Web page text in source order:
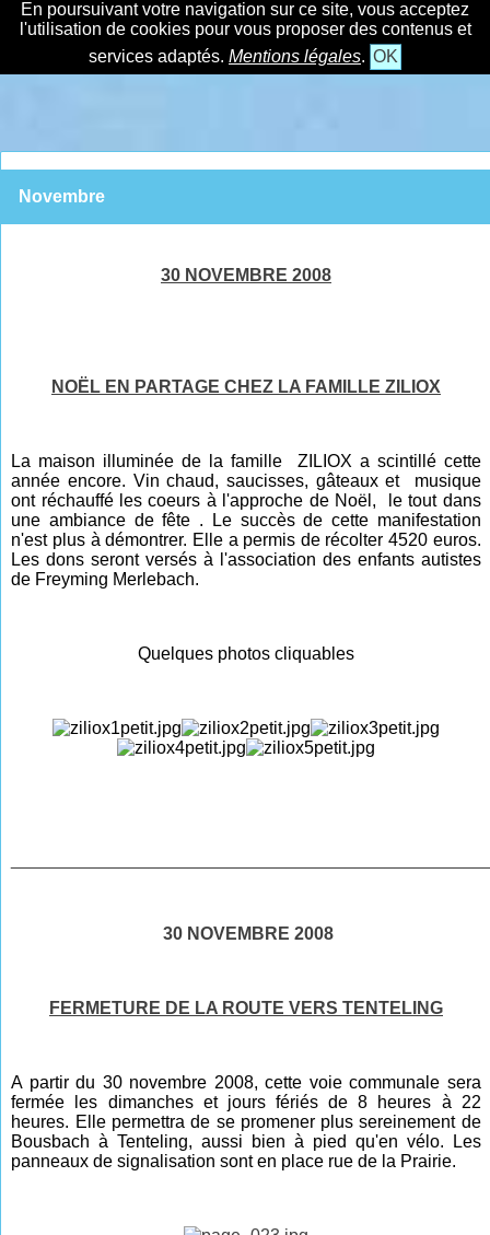
En poursuivant votre navigation sur ce site, vous acceptez
l'utilisation de cookies pour vous proposer des contenus et
services adaptés. Mentions légales. OK
Novembre
30 NOVEMBRE 2008
NOËL EN PARTAGE CHEZ LA FAMILLE ZILIOX
La maison illuminée de la famille ZILIOX a scintillé cette
année encore. Vin chaud, saucisses, gâteaux et musique
ont réchauffé les coeurs à l'approche de Noël, le tout dans
une ambiance de fête . Le succès de cette manifestation
n'est plus à démontrer. Elle a permis de récolter 4520 euros.
Les dons seront versés à l'association des enfants autistes
de Freyming Merlebach.
Quelques photos cliquables
30 NOVEMBRE 2008
FERMETURE DE LA ROUTE VERS TENTELING
A partir du 30 novembre 2008, cette voie communale sera
fermée les dimanches et jours fériés de 8 heures à 22
heures. Elle permettra de se promener plus sereinement de
Bousbach à Tenteling, aussi bien à pied qu'en vélo. Les
panneaux de signalisation sont en place rue de la Prairie.